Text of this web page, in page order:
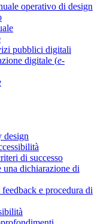
operativo di design
pubblici digitali
digitale (e-
design
di successo
una dichiarazione di
e procedura di